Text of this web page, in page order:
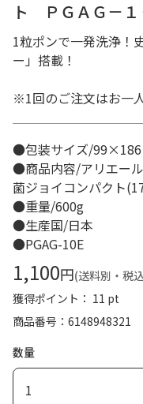
ト ＰＧＡＧ－１
1粒ポンで一発洗浄！
ー」搭載！
※1回のご注文はお一
●包装サイズ/
●商品内容/アリエー
菌ジョイコンパクト
●重量/600g
●生産国/日本
●PGAG-10E
1,100円(送料別・税
獲得ポイント： 11 pt
商品番号
6148948321
数量
1